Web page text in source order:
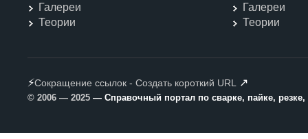
Галереи
Теории
Галереи
Теории
⚡Сокращение ссылок - Создать короткий URL ↗
© 2006 — 2025 — Справочный портал по сварке, пайке,